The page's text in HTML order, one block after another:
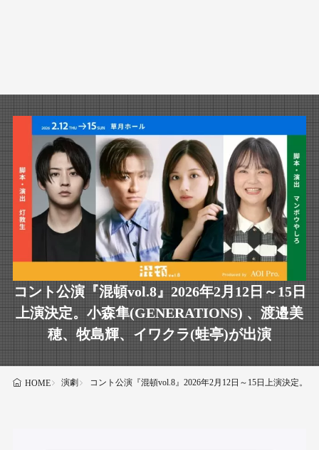
コント公演『混頓vol.8』2026年2月12日～15日
上演決定。小森隼(GENERATIONS) 、渡邉美
穂、牧島輝、イワクラ(蛙亭)が出演
HOME 演劇 コント公演『混頓vol.8』2026年2月12日～15日上演決定。